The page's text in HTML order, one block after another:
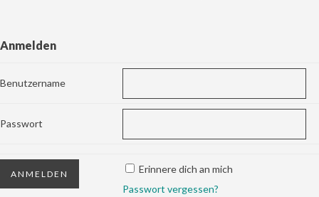
Anmelden
Benutzername
Passwort
Erinnere dich an mich
Passwort vergessen?